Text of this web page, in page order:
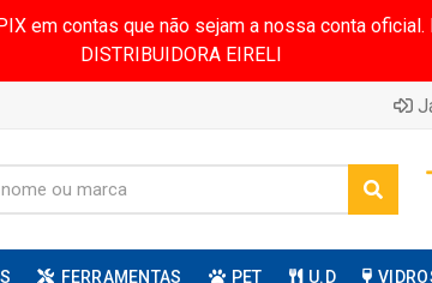
em contas que não sejam a nossa conta
DISTRIBUIDORA EIRELI
FERRAMENTAS PET U.D